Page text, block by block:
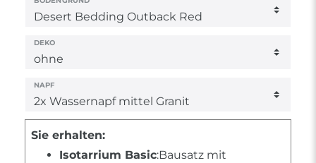
DEKO
NAPF
Sie erhalten:
Isotarrium Basic:Bausatz mit